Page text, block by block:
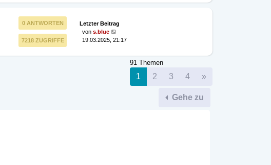
0 ANTWORTEN
7218 ZUGRIFFE
Letzter Beitrag
von s.blue
19.03.2025, 21:17
91 Themen
1 2 3 4 »
Gehe zu